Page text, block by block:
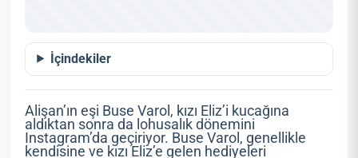
İçindekiler
Alişan’ın eşi Buse Varol, kızı Eliz’i kucağına
aldıktan sonra da lohusalık dönemini
Instagram’da geçiriyor. Buse Varol, genellikle
kendisine ve kızı Eliz’e gelen hediyeleri